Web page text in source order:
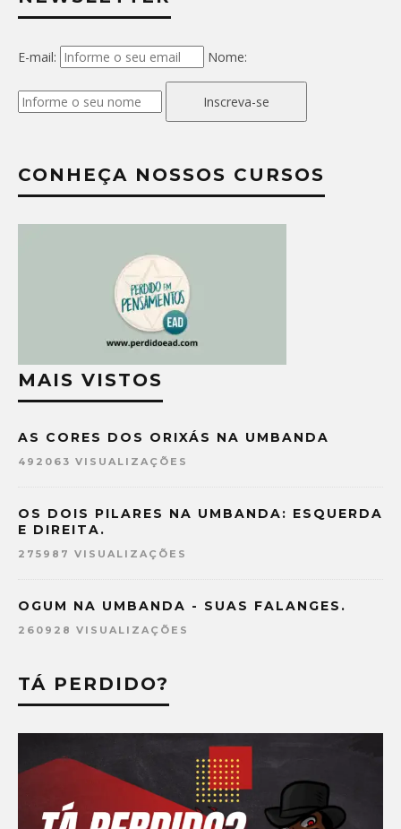
E-mail: Nome:
Inscreva-se
CONHEÇA NOSSOS CURSOS
MAIS VISTOS
AS CORES DOS ORIXÁS NA UMBANDA
492063 VISUALIZAÇÕES
OS DOIS PILARES NA UMBANDA: ESQUERDA
E DIREITA.
275987 VISUALIZAÇÕES
OGUM NA UMBANDA - SUAS FALANGES.
260928 VISUALIZAÇÕES
TÁ PERDIDO?